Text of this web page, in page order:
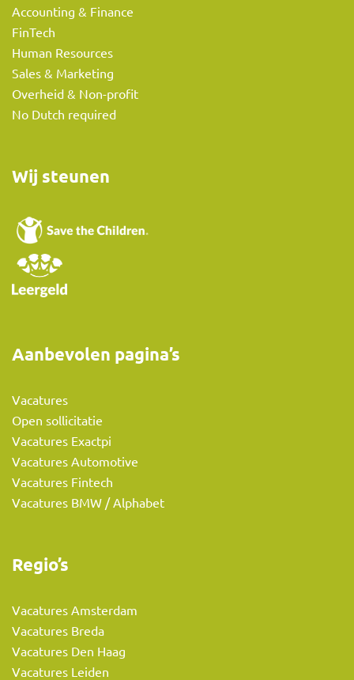
Accounting & Finance
FinTech
Human Resources
Sales & Marketing
Overheid & Non-profit
No Dutch required
Wij steunen
Aanbevolen pagina’s
Vacatures
Open sollicitatie
Vacatures Exactpi
Vacatures Automotive
Vacatures Fintech
Vacatures BMW / Alphabet
Regio’s
Vacatures Amsterdam
Vacatures Breda
Vacatures Den Haag
Vacatures Leiden